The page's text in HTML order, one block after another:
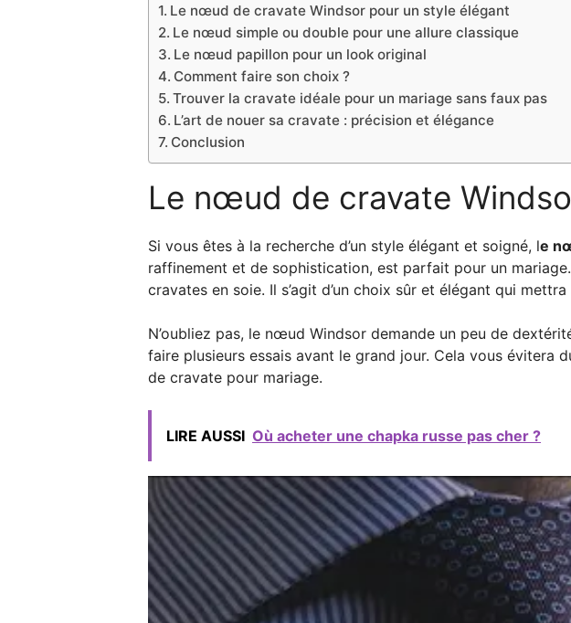
Le nœud de cravate Windsor pour un style élégant
Le nœud simple ou double pour une allure classique
Le nœud papillon pour un look original
Comment faire son choix ?
Trouver la cravate idéale pour un mariage sans faux pas
L’art de nouer sa cravate : précision et élégance
Conclusion
Le nœud de cravate
Si vous êtes à la recherche d’un style élégant et soigné, le
raffinement et de sophistication, est parfait pour un
cravates en soie. Il s’agit d’un choix sûr et élégant qui
N’oubliez pas, le nœud Windsor demande un peu de
faire plusieurs essais avant le grand jour. Cela vous
de cravate pour mariage.
LIRE AUSSI Où acheter une chapka russe pas cher ?